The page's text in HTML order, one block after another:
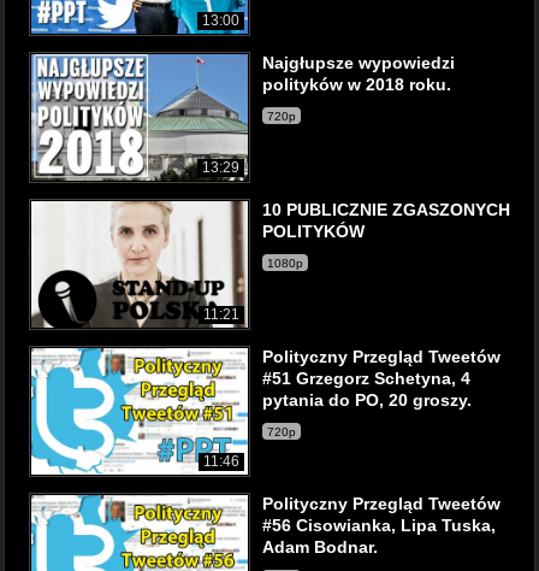
13:00
13:29
Najgłupsze wypowiedzi
polityków w 2018 roku.
720p
11:21
10 PUBLICZNIE ZGASZONYCH
POLITYKÓW
1080p
11:46
Polityczny Przegląd Tweetów
#51 Grzegorz Schetyna, 4
pytania do PO, 20 groszy.
720p
Polityczny Przegląd Tweetów
#56 Cisowianka, Lipa Tuska,
Adam Bodnar.